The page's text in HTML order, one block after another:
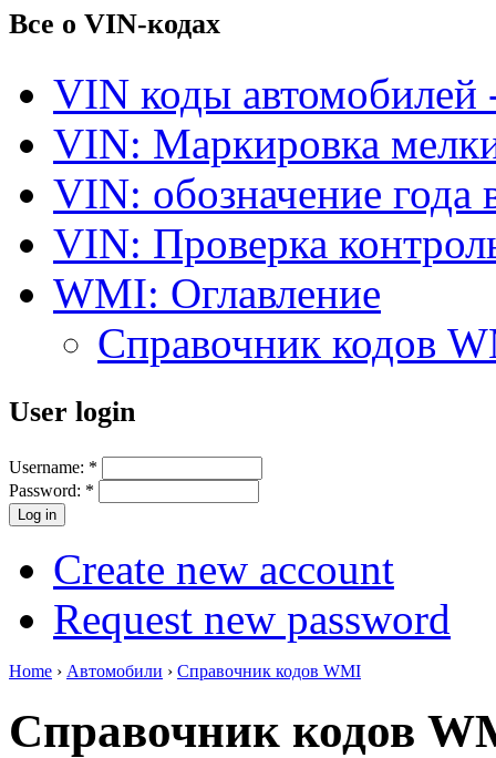
Все о VIN-кодах
VIN коды автомобилей
VIN: Маркировка
VIN: обозначение года
VIN: Проверка
WMI: Оглавление
Справочник кодов
User login
Username: *
Password: *
Create new account
Request new password
Home › Автомобили › Справочник кодов WMI
Справочник кодов